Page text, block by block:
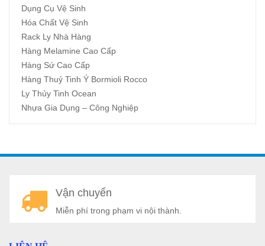
Dụng Cụ Vệ Sinh
Hóa Chất Vệ Sinh
Rack Ly Nhà Hàng
Hàng Melamine Cao Cấp
Hàng Sứ Cao Cấp
Hàng Thuỷ Tinh Ý Bormioli Rocco
Ly Thủy Tinh Ocean
Nhựa Gia Dụng – Công Nghiệp
Vận chuyển
Miễn phí trong phạm vi nội thành.